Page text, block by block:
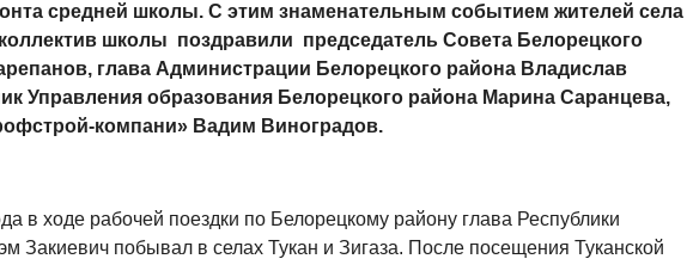
средней школы. С этим знаменательным событием жителей села
коллектив школы поздравили председатель Совета Белорецкого
глава Администрации Белорецкого района Владислав
Управления образования Белорецкого района Марина Саранцева,
компани» Вадим Виноградов.
в ходе рабочей поездки по Белорецкому району глава Республики
Закиевич побывал в селах Тукан и Зигаза. После посещения Туканской